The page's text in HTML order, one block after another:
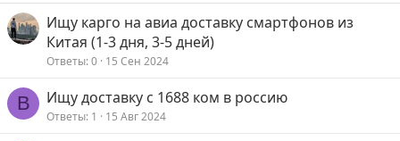
Ищу карго на авиа доставку смартфонов из
Китая (1-3 дня, 3-5 дней)
Ответы 0 15 Сен 2024
В Ищу доставку с 1688 ком в россию
Ответы 1 15 Авг 2024